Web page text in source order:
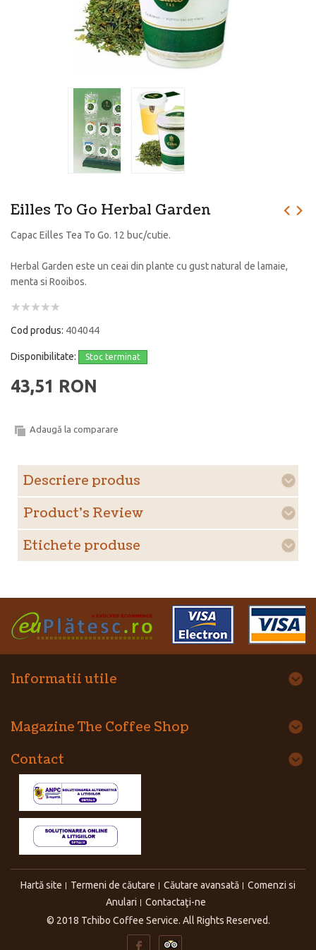
Eilles To Go Herbal Garden
Capac Eilles Tea To Go. 12 buc/cutie.
Herbal Garden este un ceai din plante cu gust natural de lamaie,
menta si Rooibos.
Cod produs: 404044
Disponibilitate: Stoc terminat
43,51 RON
Adaugă la comparare
Descriere produs
Product's Review
Etichete produse
Informatii utile
Magazine The Coffee Shop
Contact
Hartă site Termeni de căutare Căutare avansată
Comenzi si
Anulari
Contactaţi-ne
© 2018 Tchibo Coffee Service. All Rights Reserved.